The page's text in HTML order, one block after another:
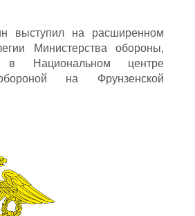
выступил на расширенном
Министерства обороны,
в Национальном центре
на Фрунзенской